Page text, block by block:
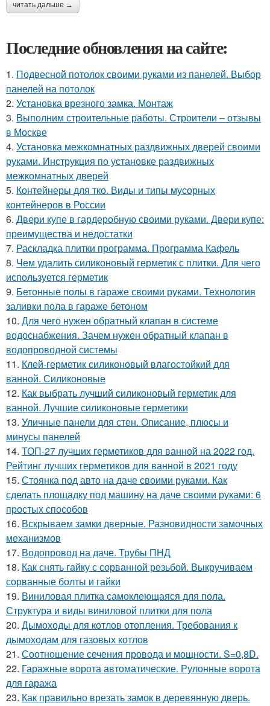
читать дальше →
Последние обновления на сайте:
1. Подвесной потолок своими руками из панелей. Выбор
панелей на потолок
2. Установка врезного замка. Монтаж
3. Выполним строительные работы. Строители – отзывы
в Москве
4. Установка межкомнатных раздвижных дверей своими
руками. Инструкция по установке раздвижных
межкомнатных дверей
5. Контейнеры для тко. Виды и типы мусорных
контейнеров в России
6. Двери купе в гардеробную своими руками. Двери купе:
преимущества и недостатки
7. Раскладка плитки программа. Программа Кафель
8. Чем удалить силиконовый герметик с плитки. Для чего
используется герметик
9. Бетонные полы в гараже своими руками. Технология
заливки пола в гараже бетоном
10. Для чего нужен обратный клапан в системе
водоснабжения. Зачем нужен обратный клапан в
водопроводной системы
11. Клей-герметик силиконовый влагостойкий для
ванной. Силиконовые
12. Как выбрать лучший силиконовый герметик для
ванной. Лучшие силиконовые герметики
13. Уличные панели для стен. Описание, плюсы и
минусы панелей
14. ТОП-27 лучших герметиков для ванной на 2022 год.
Рейтинг лучших герметиков для ванной в 2021 году
15. Стоянка под авто на даче своими руками. Как
сделать площадку под машину на даче своими руками: 6
простых способов
16. Вскрываем замки дверные. Разновидности замочных
механизмов
17. Водопровод на даче. Трубы ПНД
18. Как снять гайку с сорванной резьбой. Выкручиваем
сорванные болты и гайки
19. Виниловая плитка самоклеющаяся для пола.
Структура и виды виниловой плитки для пола
20. Дымоходы для котлов отопления. Требования к
дымоходам для газовых котлов
21. Соотношение сечения провода и мощности. S=0,8D.
22. Гаражные ворота автоматические. Рулонные ворота
для гаража
23. Как правильно врезать замок в деревянную дверь.